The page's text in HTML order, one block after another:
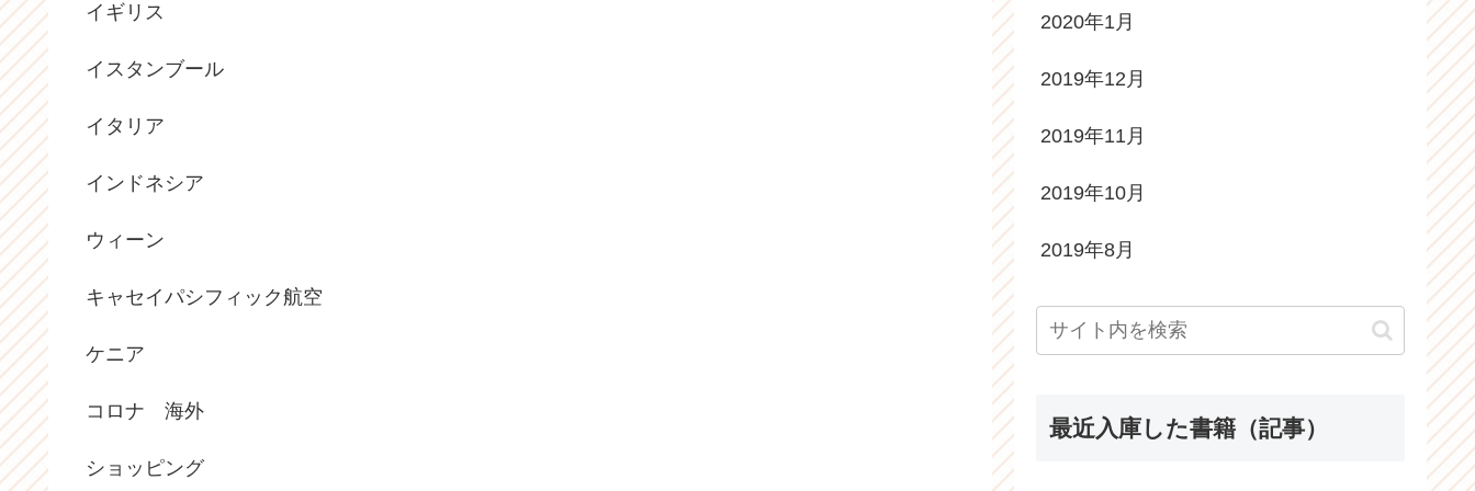
イギリス
イスタンブール
イタリア
インドネシア
ウィーン
キャセイパシフィック航空
ケニア
コロナ 海外
ショッピング
2020年1月
2019年12月
2019年11月
2019年10月
2019年8月
最近入庫した書籍（記事）